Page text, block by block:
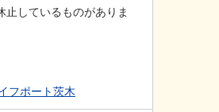
しているものがありま
フポート茨木